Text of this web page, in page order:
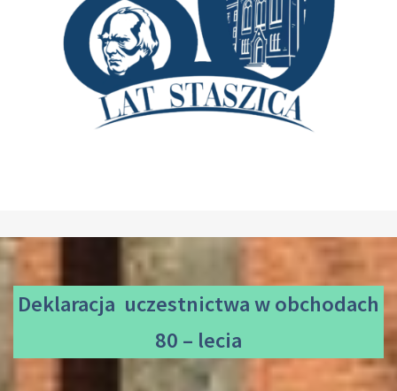
Deklaracja uczestnictwaw obchodach
80 – lecia